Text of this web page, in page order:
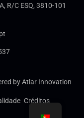
R/C ESQ, 3810-101
by Atlar Innovation
Créditos